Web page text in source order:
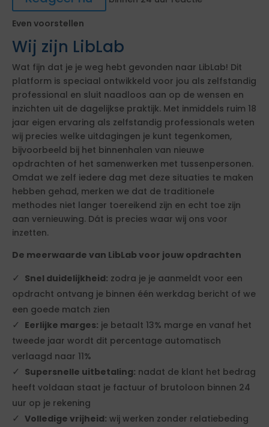
Even voorstellen
Wij zijn LibLab
Wat fijn dat je je weg hebt gevonden naar LibLab! Dit
platform is speciaal ontwikkeld voor jou als zelfstandig
professional en sluit naadloos aan op de wensen en
inzichten uit de dagelijkse praktijk. Met inmiddels ruim 18
jaar eigen ervaring als zelfstandig professionals weten
wij precies welke uitdagingen je kunt tegenkomen,
bijvoorbeeld bij het binnenhalen van nieuwe
opdrachten of het samenwerken met tussenpersonen.
Omdat we zelf iedere dag met deze situaties te maken
hebben gehad, merken we dat de traditionele
methodes niet langer toereikend zijn en echt toe zijn
aan vernieuwing. Dát is precies waar wij ons voor
inzetten.
De meerwaarde van LibLab voor jouw opdrachten
Snel duidelijkheid: zodra je je aanmeldt voor een
opdracht ontvang je binnen één werkdag bericht of we
een goede match zien
Eerlijke marges: je betaalt 13% marge en vanaf het
tweede jaar wordt dit percentage automatisch
verlaagd naar 11%
Supersnelle uitbetaling: nadat de klant het bedrag
heeft voldaan staat je factuur of brutoloon binnen 24
uur op je rekening
Volledige vrijheid: wij werken zonder relatiebeding